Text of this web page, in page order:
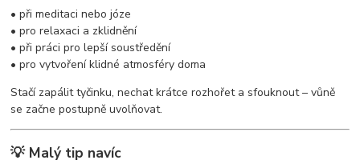
• při meditaci nebo józe
• pro relaxaci a zklidnění
• při práci pro lepší soustředění
• pro vytvoření klidné atmosféry doma
Stačí zapálit tyčinku, nechat krátce rozhořet a sfouknout – vůně
se začne postupně uvolňovat.
💡 Malý tip navíc